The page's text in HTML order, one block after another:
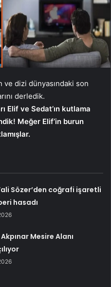
dizi dünyasındaki son
derledik.
Elif ve Sedat’ın kutlama
Meğer Elif’in burun
Sözer’den coğrafi işaretli
hasadı
Mesire Alanı